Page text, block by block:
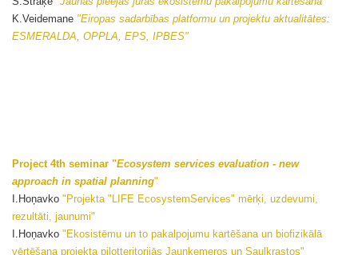
K.Veidemane "Eiropas sadarbības platformu un projektu aktualitātes:
ESMERALDA, OPPLA, EPS, IPBES"
Project 4th seminar "Ecosystem services evaluation - new
approach in spatial planning"
I.Hoņavko "Projekta "LIFE EcosystemServices" mērķi, uzdevumi,
rezultāti, jaunumi"
I.Hoņavko "Ekosistēmu un to pakalpojumu kartēšana un biofizikālā
vērtēšana projekta pilotteritorijās Jaunķemeros un Saulkrastos"